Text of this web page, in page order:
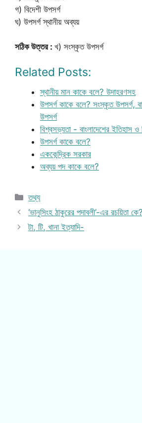
গ) বিদেশী উপসর্গ
ঘ) উপসর্গ স্থানীয় অব্যয়
সঠিক উত্তর : খ) সংস্কৃত উপসর্গ
Related Posts:
স্থানীয় মান কাকে বলে? উদাহরণসহ
উপসর্গ কাকে বলে? সংস্কৃত উপসর্গ,
উপসর্গ
বিশ্বসভ্যতা - বাংলাদেশের ইতিহাস ও
উপসর্গ কাকে বলে?
এককেন্দ্রিক সরকার
অব্যয় পদ কাকে বলে?
Categories
তথ্য
‘ভানুসিংহ ঠাকুরের পদাবলী’-এর রচয়িতা কে?
টা, টি, খানা ইত্যাদি-